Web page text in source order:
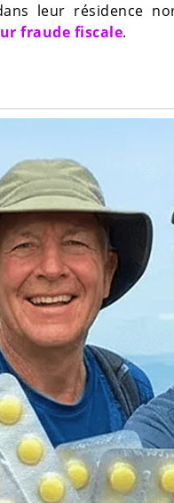
leur résidence
fraude fiscale.